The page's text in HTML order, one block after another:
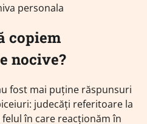
personala
copiem
nocive?
fost mai puține răspunsuri
judecăți referitoare la
în care reacționăm în